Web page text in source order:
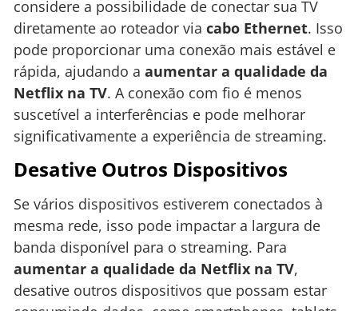
considere a possibilidade de conectar sua TV
diretamente ao roteador via cabo Ethernet. Isso
pode proporcionar uma conexão mais estável e
rápida, ajudando a aumentar a qualidade da
Netflix na TV. A conexão com fio é menos
suscetível a interferências e pode melhorar
significativamente a experiência de streaming.
Desative Outros Dispositivos
Se vários dispositivos estiverem conectados à
mesma rede, isso pode impactar a largura de
banda disponível para o streaming. Para
aumentar a qualidade da Netflix na TV,
desative outros dispositivos que possam estar